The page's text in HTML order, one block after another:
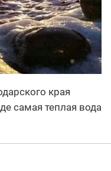
края
самая теплая вода